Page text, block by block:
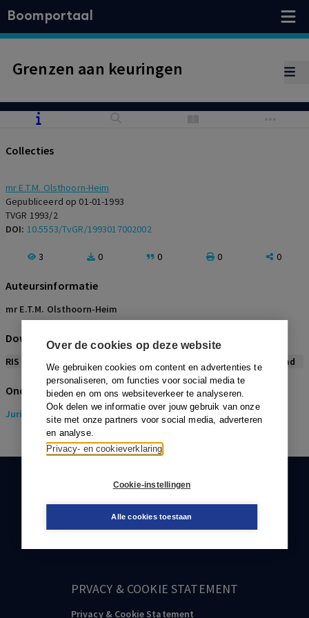
Over de cookies op deze website
We gebruiken cookies om content en advertenties te
personaliseren, om functies voor social media te
bieden en om ons websiteverkeer te analyseren.
Ook delen we informatie over jouw gebruik van onze
site met onze partners voor social media, adverteren
en analyse.
Privacy- en cookieverklaring
Cookie-instellingen
Alle cookies toestaan
Boomportaal
Grenzen aan keuringen
Collecties
mr E.T.M. Olsthoorn-Heim
Gepubliceerd op 01-01-1993
TVGR 1993/2
DOI: 10.5553/TvGR/1993017002002
3 0 0 0 0
Auteursinformatie
mr E.T.M. Olsthoorn-Heim
Download citeerwijze bij dit artikel
RIS BibTex APA Vancouver Leidraad
Onderwerpen
Juridisch > Gezondheidsrecht
KLANTENSERVICE
088-0301000
PRVACY & COOKIE STATEMENT
Privacy & Cookie Statement